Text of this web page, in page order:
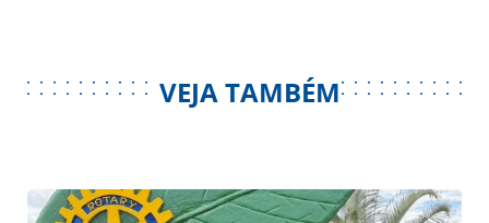
VEJA TAMBÉM